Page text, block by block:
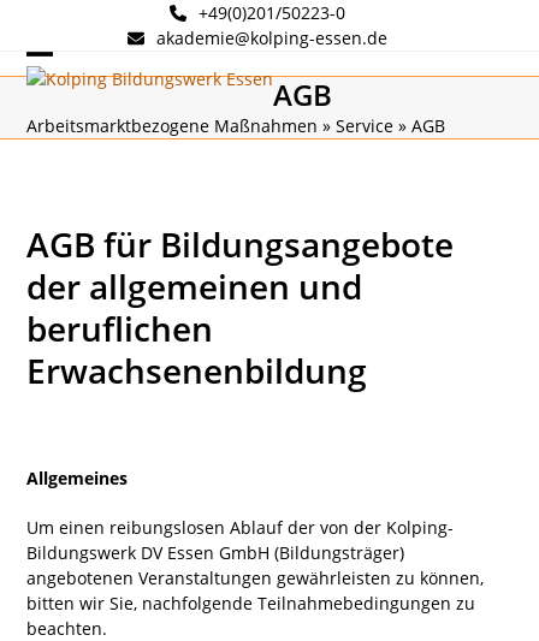
content
+49(0)201/50223-0
akademie@kolping-essen.de
Open
mobile
Close
mobile
AGB
Arbeitsmarktbezogene Maßnahmen »Service »AGB
AGB für Bildungsangebote
der allgemeinen und
beruflichen
Erwachsenenbildung
Allgemeines
Um einen reibungslosen Ablauf der von der Kolping-
Bildungswerk DV Essen GmbH (Bildungsträger)
angebotenen Veranstaltungen gewährleisten zu können,
bitten wir Sie, nachfolgende Teilnahmebedingungen zu
beachten.